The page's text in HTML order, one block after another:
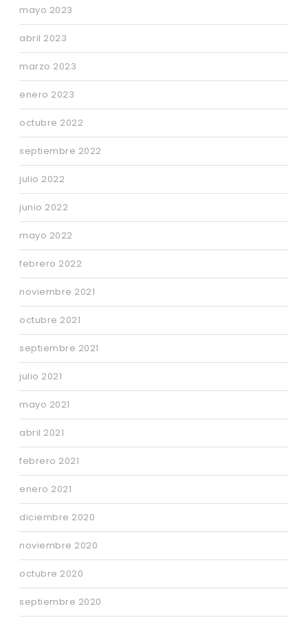
mayo 2023
abril 2023
marzo 2023
enero 2023
octubre 2022
septiembre 2022
julio 2022
junio 2022
mayo 2022
febrero 2022
noviembre 2021
octubre 2021
septiembre 2021
julio 2021
mayo 2021
abril 2021
febrero 2021
enero 2021
diciembre 2020
noviembre 2020
octubre 2020
septiembre 2020